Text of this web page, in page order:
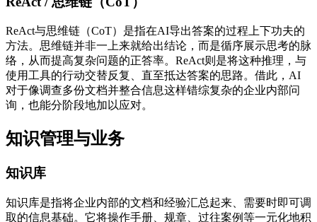
ReAct与思维链（CoT）是指在AI导出答案的过程上下功夫的
方法。思维链并非一上来就给出结论，而是循序展示思考的脉
络，从而提高复杂问题的正答率。ReAct则是将这种推理，与
使用工具的行动交替反复、直至抵达答案的思路。借此，AI
对于像调查多份文档并整合信息这样错综复杂的企业内部问
询，也能分阶段地加以应对。
知识管理与业务
知识库
知识库是指将企业内部的文档和经验汇总起来、需要时即可调
取的信息基础。它将操作手册、规章、过往案例等一元化地积